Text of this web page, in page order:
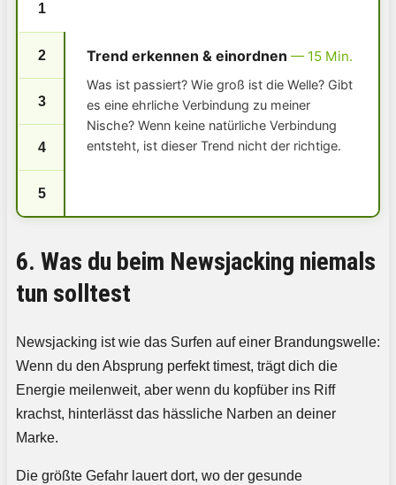
1
2
3
4
5
Trend erkennen & einordnen — 15 Min.
Was ist passiert? Wie groß ist die Welle? Gibt
es eine ehrliche Verbindung zu meiner
Nische? Wenn keine natürliche Verbindung
entsteht, ist dieser Trend nicht der richtige.
6. Was du beim Newsjacking niemals
tun solltest
Newsjacking ist wie das Surfen auf einer Brandungswelle:
Wenn du den Absprung perfekt timest, trägt dich die
Energie meilenweit, aber wenn du kopfüber ins Riff
krachst, hinterlässt das hässliche Narben an deiner
Marke.
Die größte Gefahr lauert dort, wo der gesunde